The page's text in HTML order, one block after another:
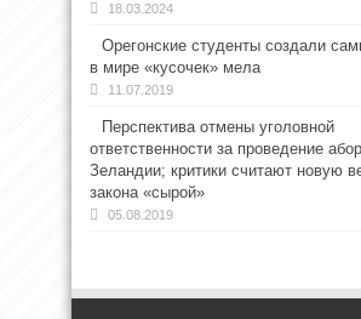
18.03.2024
Орегонские студенты создали
в мире «кусочек» мела
11.07.2019
Перспектива отмены уголовной
ответственности за проведение
Зеландии; критики считают новую
закона «сырой»
05.08.2019